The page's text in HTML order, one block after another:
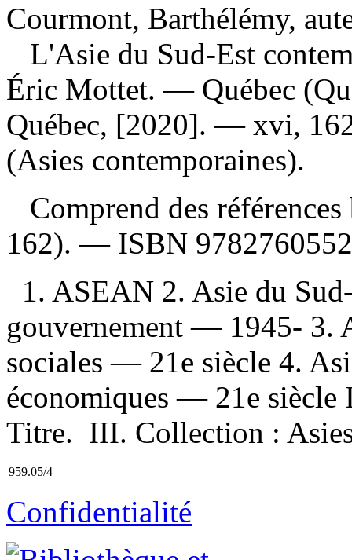
Courmont, Barthélémy,
L'Asie du Sud-Est
Éric Mottet. — Québec
Québec, [2020]. — xvi,
(Asies contemporaines).
Comprend des
162). — ISBN
1. ASEAN 2. Asie du
gouvernement — 1945- 3.
sociales — 21e siècle 4.
économiques — 21e
Titre. III. Collection :
959.05/4
Confidentialité